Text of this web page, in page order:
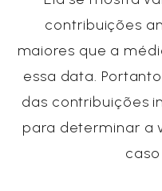
contribuições
maiores que a
essa data.
das contribuições
para determinar a